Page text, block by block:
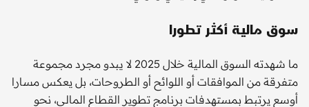
سوق مالية أكثر تطورا
ما شهدته السوق المالية خلال 2025 لا يبدو مجرد مجموعة
متفرقة من الموافقات أو اللوائح أو الطروحات، بل يعكس مسارا
أوسع يرتبط بمستهدفات برنامج تطوير القطاع المالي، نحو